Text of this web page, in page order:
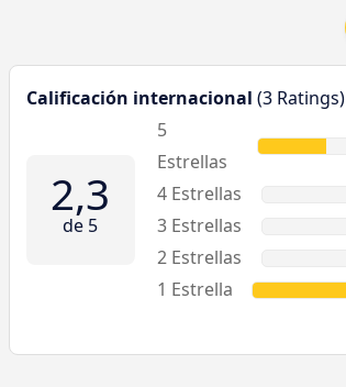
Calificación internacional (3 Ratings)
2,3
de 5
5
Estrellas
4 Estrellas
3 Estrellas
2 Estrellas
1 Estrella